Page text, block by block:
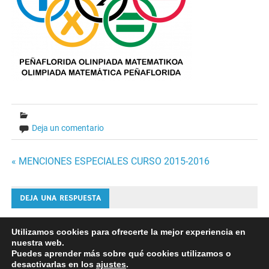
Deja un comentario
Navegación
de
entradas
« MENCIONES ESPECIALES CURSO 2015-2016
DEJA UNA RESPUESTA
Lo siento, debes estarconectado para publicar un
comentario.
Utilizamos cookies para ofrecerte la mejor experiencia en
nuestra web.
Puedes aprender más sobre qué cookies utilizamos o
desactivarlas en los ajustes.